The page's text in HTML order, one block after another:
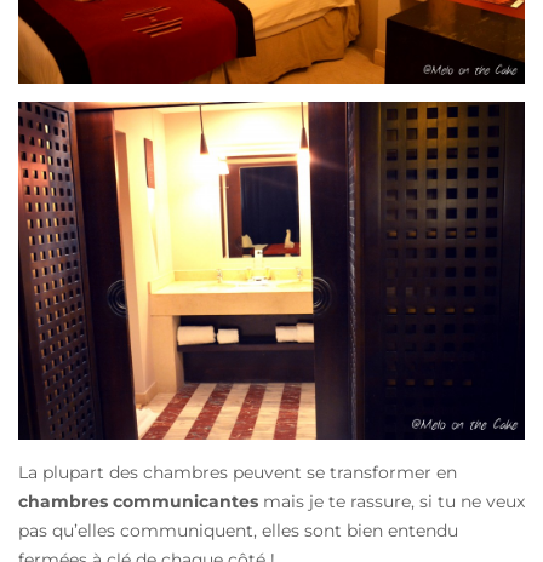
La plupart des chambres peuvent se transformer en
chambres communicantes mais je te rassure, si tu ne veux
pas qu’elles communiquent, elles sont bien entendu